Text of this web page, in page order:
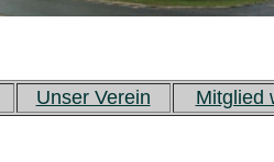
Unser Verein Mitglied